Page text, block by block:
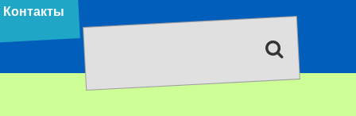
Контакты